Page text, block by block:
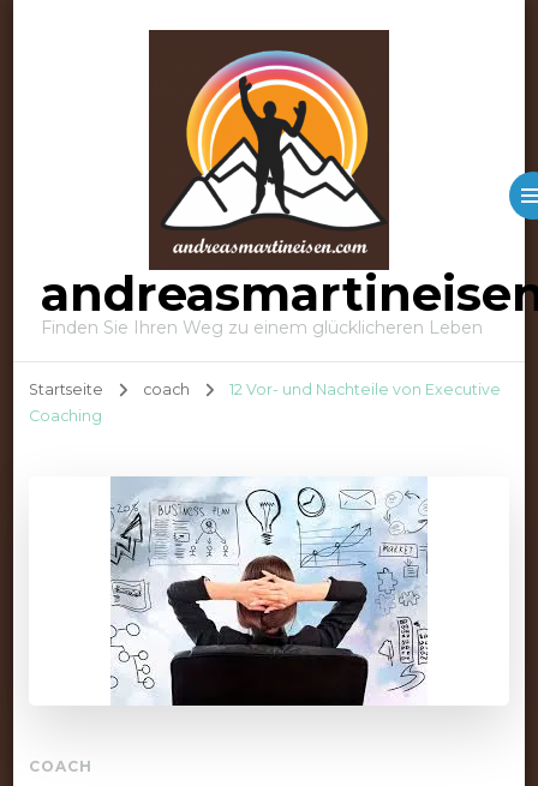
Finden Sie Ihren Weg zu einem glücklicheren Leben
Startseite coach
12 Vor- und Nachteile von Executive
Coaching
COACH